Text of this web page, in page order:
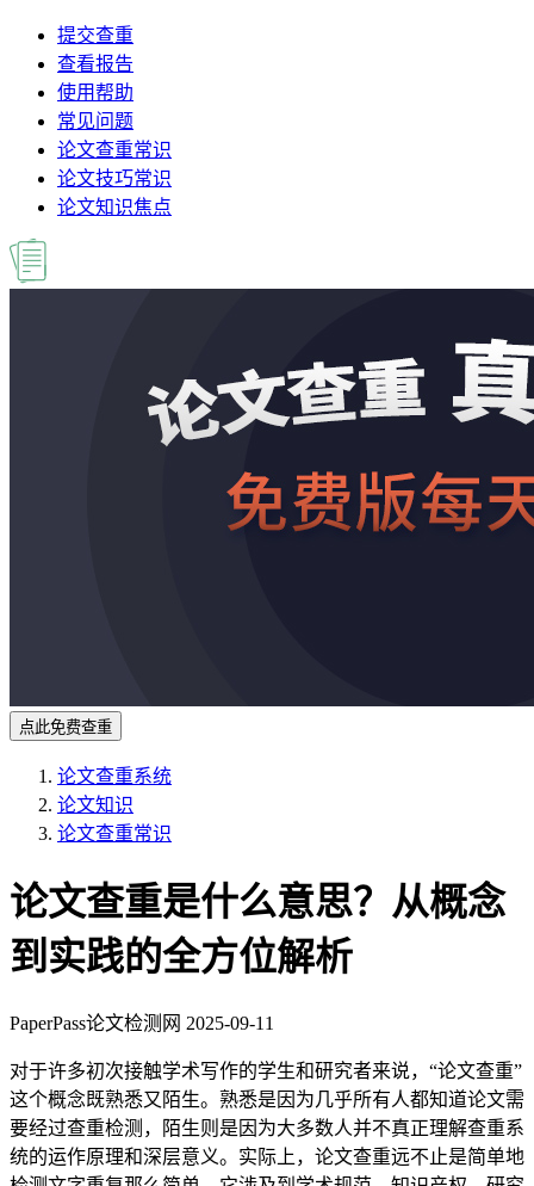
提交查重
查看报告
使用帮助
常见问题
论文查重常识
论文技巧常识
论文知识焦点
点此免费查重
论文查重系统
论文知识
论文查重常识
论文查重是什么意思？从概念
到实践的全方位解析
PaperPass论文检测网 2025-09-11
对于许多初次接触学术写作的学生和研究者来说，“论文查重”
这个概念既熟悉又陌生。熟悉是因为几乎所有人都知道论文需
要经过查重检测，陌生则是因为大多数人并不真正理解查重系
统的运作原理和深层意义。实际上，论文查重远不止是简单地